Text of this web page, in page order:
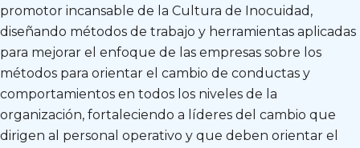
promotor incansable de la Cultura de Inocuidad,
diseñando métodos de trabajo y herramientas aplicadas
para mejorar el enfoque de las empresas sobre los
métodos para orientar el cambio de conductas y
comportamientos en todos los niveles de la
organización, fortaleciendo a líderes del cambio que
dirigen al personal operativo y que deben orientar el